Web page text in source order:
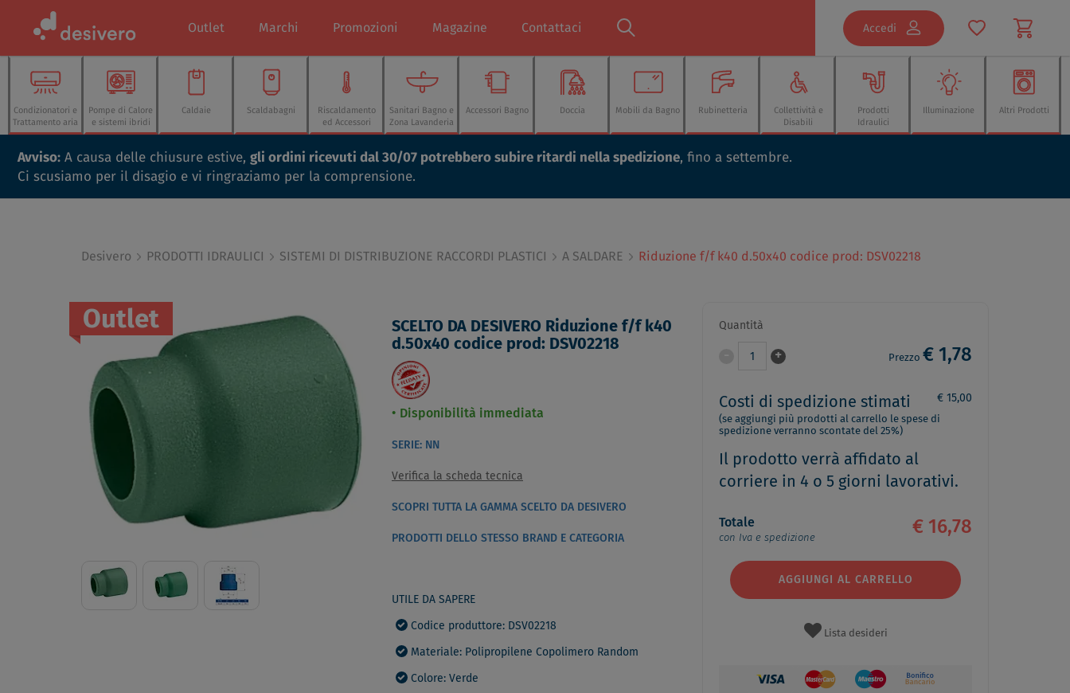
Outlet Marchi Promozioni Magazine Contattaci Accedi
Condizionatori e
Trattamento aria
Pompe di Calore
e sistemi ibridi
Caldaie Scaldabagni
Riscaldamento
ed Accessori
Sanitari Bagno e
Zona Lavanderia
Accessori Bagno Doccia Mobili da Bagno Rubinetteria
Collettività e
Disabili
Prodotti
Idraulici
Illuminazione Altri Prodotti
Avviso: A causa delle chiusure estive, gli ordini ricevuti dal 30/07 potrebbero subire ritardi nella spedizione, fino a settembre.
Ci scusiamo per il disagio e vi ringraziamo per la comprensione.
Desivero PRODOTTI IDRAULICI SISTEMI DI DISTRIBUZIONE RACCORDI PLASTICI A SALDARE Riduzione f/f k40 d.50x40 codice prod: DSV02218
Outlet
SCELTO DA DESIVERO Riduzione f/f k40
d.50x40 codice prod: DSV02218
Disponibilità immediata
SERIE: NN
Verifica la scheda tecnica
SCOPRI TUTTA LA GAMMA SCELTO DA DESIVERO
PRODOTTI DELLO STESSO BRAND E CATEGORIA
UTILE DA SAPERE
Codice produttore: DSV02218
Materiale: Polipropilene Copolimero Random
Colore: Verde
Quantità
1 + Prezzo € 1,78
Costi di spedizione stimati € 15,00
(se aggiungi più prodotti al carrello le spese di
spedizione verranno scontate del 25%)
Il prodotto verrà affidato al
corriere in 4 o 5 giorni lavorativi.
Totale
con Iva e spedizione
€ 16,78
AGGIUNGI AL CARRELLO
Lista desideri